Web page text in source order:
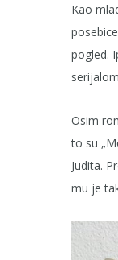
Kao
pogled.
Osim
to su
Judita.
mu je